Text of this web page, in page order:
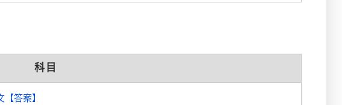
科目
【答案】